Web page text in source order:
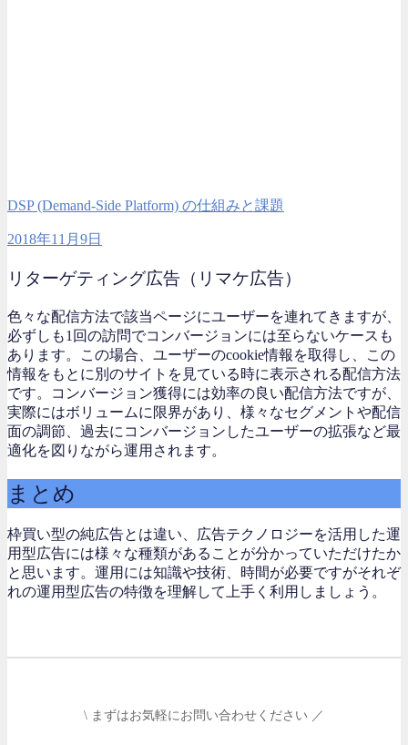
DSP (Demand-Side Platform) の仕組みと課題
2018年11月9日
リターゲティング広告（リマケ広告）
色々な配信方法で該当ページにユーザーを連れてきますが、
必ずしも1回の訪問でコンバージョンには至らないケースも
あります。この場合、ユーザーのcookie情報を取得し、この
情報をもとに別のサイトを見ている時に表示される配信方法
です。コンバージョン獲得には効率の良い配信方法ですが、
実際にはボリュームに限界があり、様々なセグメントや配信
面の調節、過去にコンバージョンしたユーザーの拡張など最
適化を図りながら運用されます。
まとめ
枠買い型の純広告とは違い、広告テクノロジーを活用した運
用型広告には様々な種類があることが分かっていただけたか
と思います。運用には知識や技術、時間が必要ですがそれぞ
れの運用型広告の特徴を理解して上手く利用しましょう。
\ まずはお気軽にお問い合わせください ／